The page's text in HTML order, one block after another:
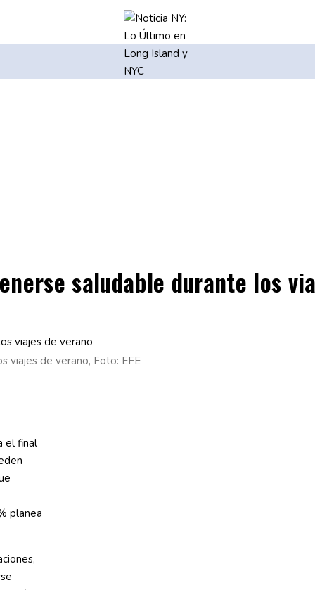
saludable durante los
viajes de verano, Foto: EFE
el final
planea